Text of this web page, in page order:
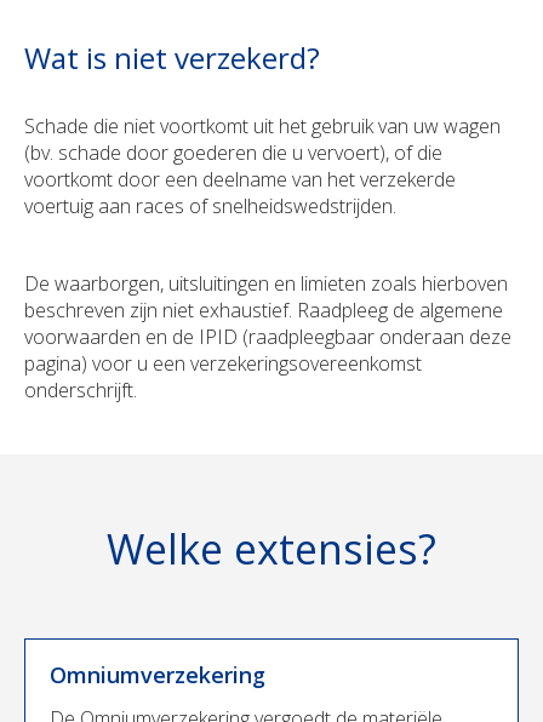
Wat is niet verzekerd?
Schade die niet voortkomt uit het gebruik van uw wagen
(bv. schade door goederen die u vervoert), of die
voortkomt door een deelname van het verzekerde
voertuig aan races of snelheidswedstrijden.
De waarborgen, uitsluitingen en limieten zoals hierboven
beschreven zijn niet exhaustief. Raadpleeg de algemene
voorwaarden en de IPID (raadpleegbaar onderaan deze
pagina) voor u een verzekeringsovereenkomst
onderschrijft.
Welke extensies?
Omniumverzekering